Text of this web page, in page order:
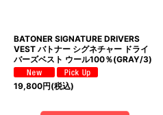
BATONER SIGNATURE DRIVERS
VEST バトナー シグネチャー ドライ
バーズベスト ウール100％(GRAY/3)
19,800円(税込)